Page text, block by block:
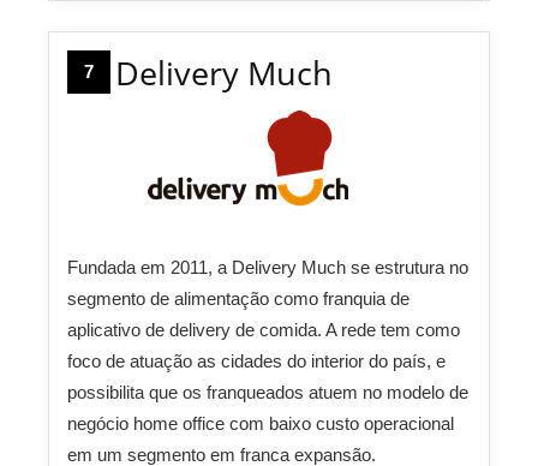
7 Delivery Much
Fundada em 2011, a Delivery Much se estrutura no
segmento de alimentação como franquia de
aplicativo de delivery de comida. A rede tem como
foco de atuação as cidades do interior do país, e
possibilita que os franqueados atuem no modelo de
negócio home office com baixo custo operacional
em um segmento em franca expansão.